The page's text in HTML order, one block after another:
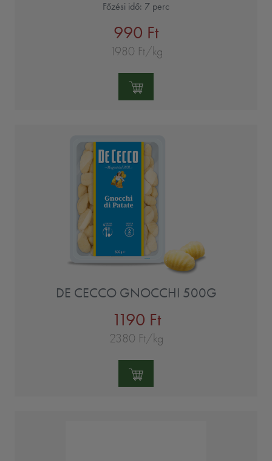
Főzési idő: 7 perc
990 Ft
1980 Ft/kg
Mennyiség:
DE CECCO GNOCCHI 500G
1190 Ft
2380 Ft/kg
Mennyiség: